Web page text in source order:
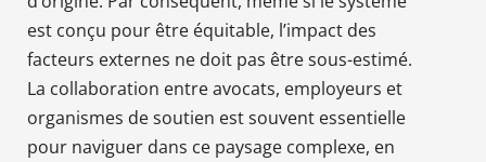
est conçu pour être équitable, l’impact des
facteurs externes ne doit pas être sous-estimé.
La collaboration entre avocats, employeurs et
organismes de soutien est souvent essentielle
pour naviguer dans ce paysage complexe, en